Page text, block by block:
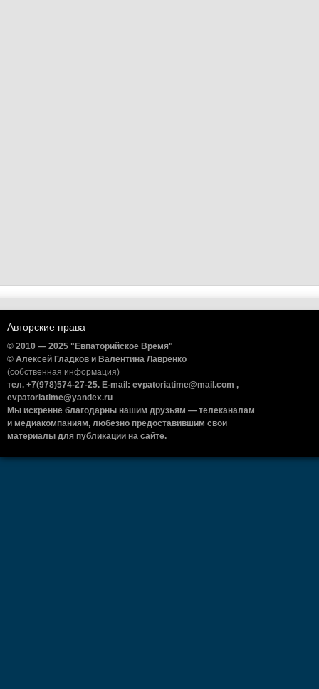
Авторские права
© 2010 — 2025 "Евпаторийское Время"
© Алексей Гладков и Валентина Лавренко
(собственная информация)
тел. +7(978)574-27-25. E-mail: evpatoriatime@mail.com ,
evpatoriatime@yandex.ru
Мы искренне благодарны нашим друзьям — телеканалам
и медиакомпаниям, любезно предоставившим свои
материалы для публикации на сайте.